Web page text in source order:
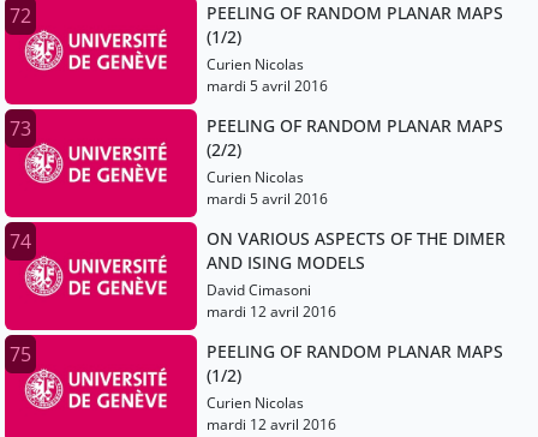
72
PEELING OF RANDOM PLANAR MAPS
(1/2)
Curien Nicolas
mardi 5 avril 2016
73
PEELING OF RANDOM PLANAR MAPS
(2/2)
Curien Nicolas
mardi 5 avril 2016
74
ON VARIOUS ASPECTS OF THE DIMER
AND ISING MODELS
David Cimasoni
mardi 12 avril 2016
75
PEELING OF RANDOM PLANAR MAPS
(1/2)
Curien Nicolas
mardi 12 avril 2016